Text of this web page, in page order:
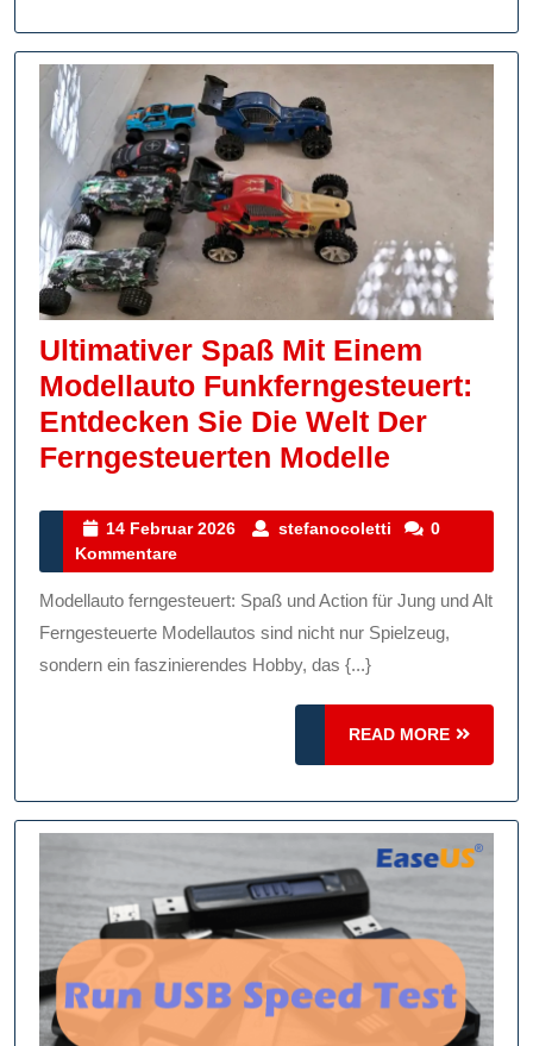
Ultimativer Spaß Mit Einem
Modellauto Funkferngesteuert:
Entdecken Sie Die Welt Der
Ferngesteuerten Modelle
Mit
Sie
Die
Der
Modelle
14 Februar 2026
14
2026
stefanocoletti stefanocoletti
0
Kommentare
Modellauto ferngesteuert: Spaß und Action für Jung und Alt
Ferngesteuerte Modellautos sind nicht nur Spielzeug,
sondern ein faszinierendes Hobby, das {...}
READ MORE
READ
MORE